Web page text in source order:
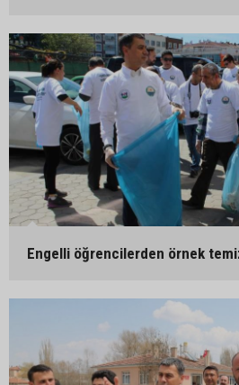
Engelli öğrencilerden örnek